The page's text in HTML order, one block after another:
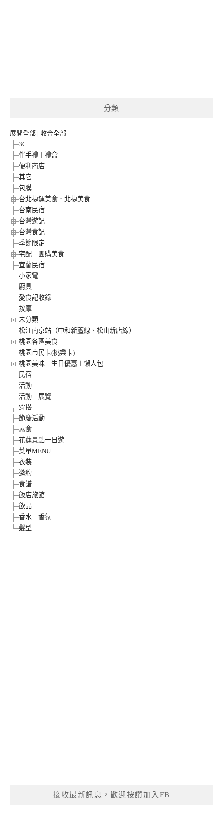
分類
展開全部 | 收合全部
3C
伴手禮︱禮盒
便利商店
其它
包膜
台北捷運美食．北捷美食
台南民宿
台灣遊記
台灣食記
季節限定
宅配︱團購美食
宜蘭民宿
小家電
廚具
愛食記收錄
按摩
未分類
松江南京站（中和新蘆線、松山新店線）
桃園各區美食
桃園市民卡(桃樂卡)
桃園美味︱生日優惠︱懶人包
民宿
活動
活動︱展覽
穿搭
節慶活動
素食
花蓮景點一日遊
菜單MENU
衣裝
邀約
食譜
飯店旅館
飲品
香水︱香氛
髮型
接收最新訊息，歡迎按讚加入FB